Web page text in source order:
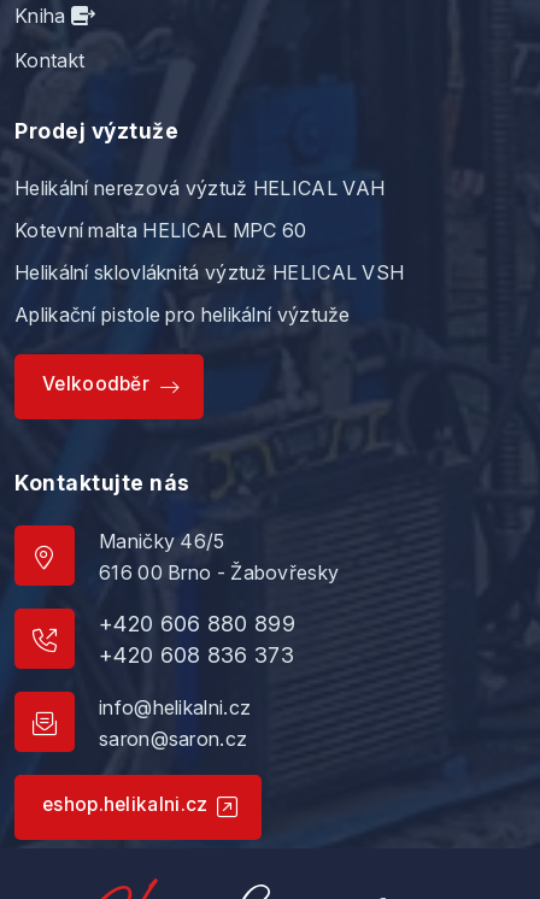
Kniha
Kontakt
Prodej výztuže
Helikální nerezová výztuž HELICAL VAH
Kotevní malta HELICAL MPC 60
Helikální sklovláknitá výztuž HELICAL VSH
Aplikační pistole pro helikální výztuže
Velkoodběr
Kontaktujte nás
Maničky 46/5
616 00 Brno - Žabovřesky
+420 606 880 899
+420 608 836 373
info@helikalni.cz
saron@saron.cz
eshop.helikalni.cz